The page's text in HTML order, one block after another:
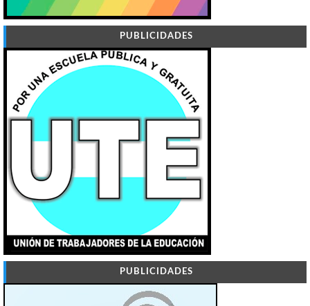
PUBLICIDADES
PUBLICIDADES